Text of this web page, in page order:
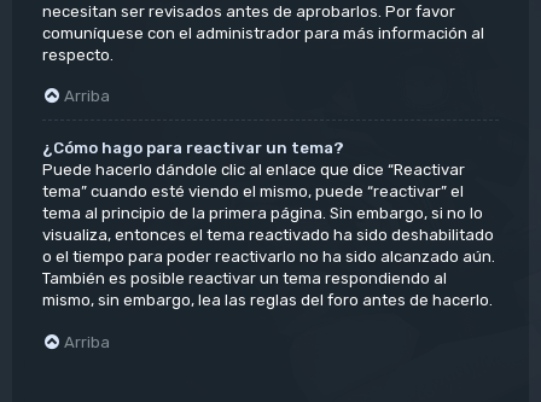
necesitan ser revisados antes de aprobarlos. Por favor
comuníquese con el administrador para más información al
respecto.
Arriba
¿Cómo hago para reactivar un tema?
Puede hacerlo dándole clic al enlace que dice “Reactivar
tema” cuando esté viendo el mismo, puede “reactivar” el
tema al principio de la primera página. Sin embargo, si no lo
visualiza, entonces el tema reactivado ha sido deshabilitado
o el tiempo para poder reactivarlo no ha sido alcanzado aún.
También es posible reactivar un tema respondiendo al
mismo, sin embargo, lea las reglas del foro antes de hacerlo.
Arriba